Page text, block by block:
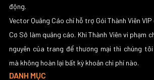
động.
Vector Quảng Cáo chỉ hỗ trợ Gói Thành Viên
Cơ Sở làm quảng cáo. Khi Thành Viên vi phạm
nguyên của trang để thương mại thì chúng
mà không hoàn lại bất kỳ khoản chi phí nào.
DANH MỤC